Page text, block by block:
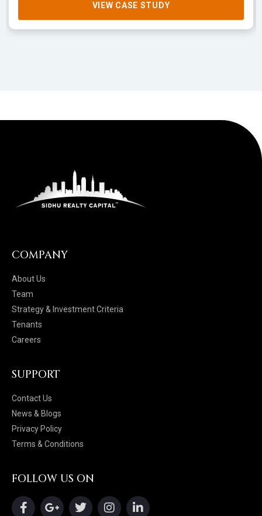
VIEW CASE STUDY
COMPANY
About Us
Team
Strategy & Investment Criteria
Tenants
Careers
SUPPORT
Contact Us
News & Blogs
Privacy Policy
Terms & Conditions
FOLLOW US ON